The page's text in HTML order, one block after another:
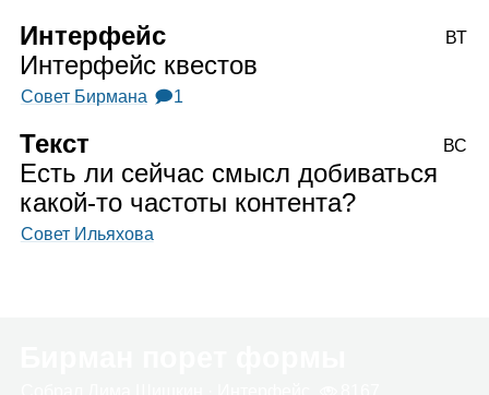
Интерфейс
Интерфейс квестов
Совет Бирмана 🗩1
ВТ
Текст
Есть ли сейчас смысл добиваться
какой‑то частоты контента?
Совет Ильяхова
ВС